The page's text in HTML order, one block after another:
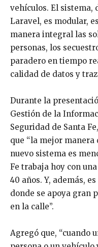
vehículos. El sistema,
Laravel, es modular,
manera integral las
personas, los
paradero en tiempo
calidad de datos y
Durante la
Gestión de la
Seguridad de Santa
que “la mejor
nuevo sistema es
Fe trabaja hoy con
40 años. Y, además,
donde se apoya gran
en la calle”.
Agregó que, “cuando